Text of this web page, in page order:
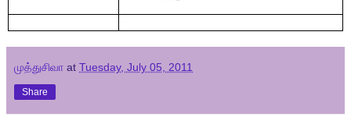
முத்துசிவா at Tuesday, July 05, 2011
Share